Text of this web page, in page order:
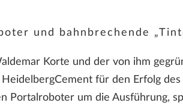
und bahnbrechende
Korte und der von ihm
HeidelbergCement für den Erfolg
Portalroboter um die Ausführung,